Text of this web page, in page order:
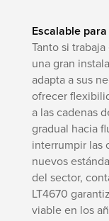
Escalable
Tanto si
una gran
adapta a sus
ofrecer
a las cadenas
gradual hacia
interrumpir las
nuevos
del sector,
LT4670
viable en los